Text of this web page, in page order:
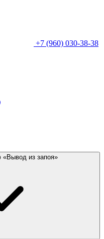
+7 (960) 030-38-38
из запоя»